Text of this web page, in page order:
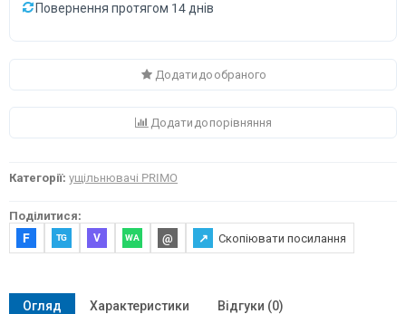
Повернення протягом 14 днів
Додати до обраного
Додати до порівняння
Категорії: ущільнювачі PRIMO
Поділитися:
F TG V WA @ ↗ Скопіювати посилання
Огляд Характеристики Відгуки (0)